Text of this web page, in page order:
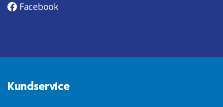
Facebook
Kundservice